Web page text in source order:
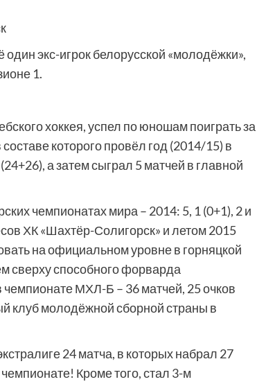
экс-игрок белорусской «молодёжки»,
1.
хоккея, успел по юношам поиграть за
которого провёл год (2014/15) в
а затем сыграл 5 матчей в главной
чемпионатах мира – 2014: 5, 1 (0+1), 2 и
ХК «Шахтёр-Солигорск» и летом 2015
на официальном уровне в горняцкой
сверху способного форварда
МХЛ-Б – 36 матчей, 25 очков
клуб молодёжной сборной страны в
24 матча, в которых набрал 27
Кроме того, стал 3-м